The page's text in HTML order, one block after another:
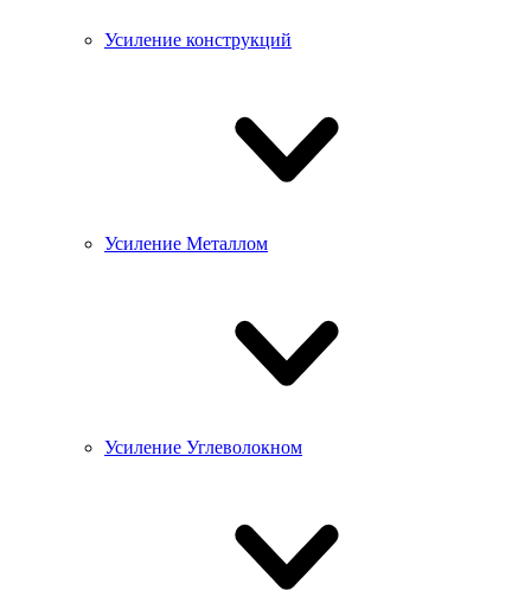
Усиление конструкций
Усиление Металлом
Усиление Углеволокном